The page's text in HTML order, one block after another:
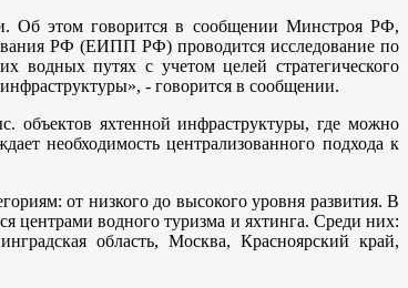
Об этом говорится в сообщении Минстроя РФ,
РФ (ЕИПП РФ) проводится исследование по
водных путях с учетом целей стратегического
- говорится в сообщении.
яхтенной инфраструктуры, где можно
необходимость централизованного подхода к
от низкого до высокого уровня развития. В
центрами водного туризма и яхтинга. Среди них:
область, Москва, Красноярский край,